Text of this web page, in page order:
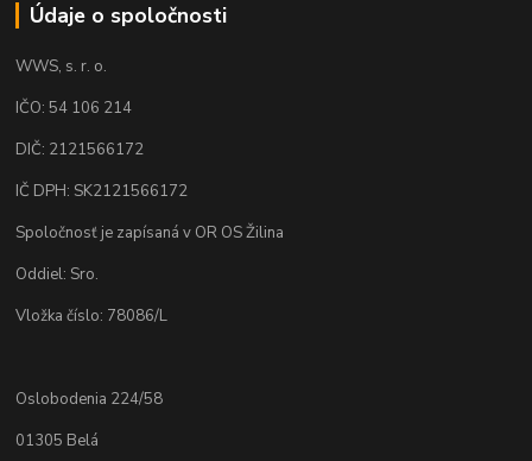
Údaje o spoločnosti
WWS, s. r. o.
IČO: 54 106 214
DIČ: 2121566172
IČ DPH: SK2121566172
Spoločnosť je zapísaná v OR OS Žilina
Oddiel: Sro.
Vložka číslo: 78086/L
Oslobodenia 224/58
01305 Belá